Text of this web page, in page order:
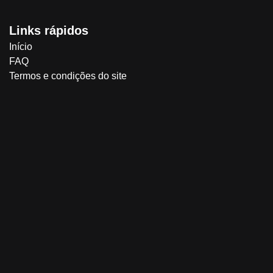
Links rápidos
Início
FAQ
Termos e condições do site